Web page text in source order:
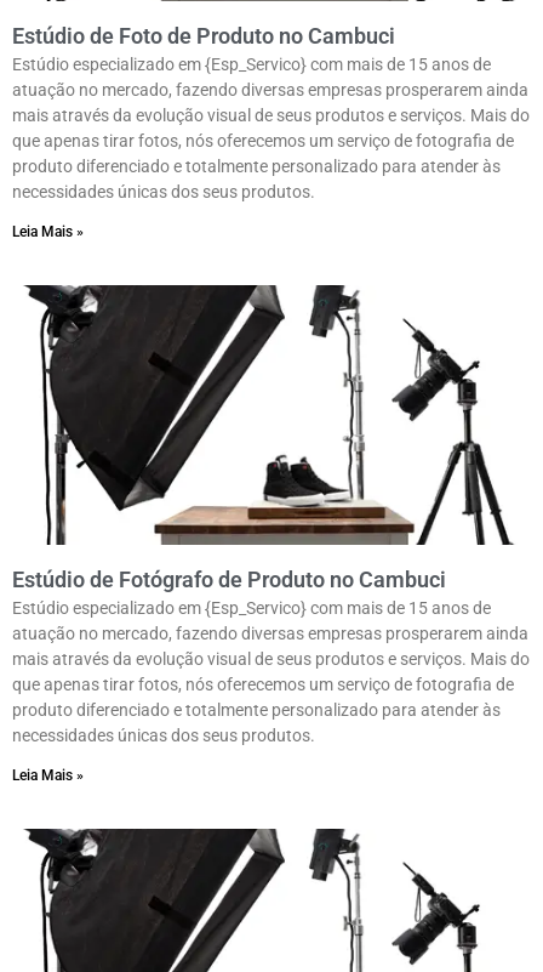
Estúdio de Foto de Produto no Cambuci
Estúdio especializado em {Esp_Servico} com mais de 15 anos de
atuação no mercado, fazendo diversas empresas prosperarem ainda
mais através da evolução visual de seus produtos e serviços. Mais do
que apenas tirar fotos, nós oferecemos um serviço de fotografia de
produto diferenciado e totalmente personalizado para atender às
necessidades únicas dos seus produtos.
Leia Mais »
Estúdio de Fotógrafo de Produto no Cambuci
Estúdio especializado em {Esp_Servico} com mais de 15 anos de
atuação no mercado, fazendo diversas empresas prosperarem ainda
mais através da evolução visual de seus produtos e serviços. Mais do
que apenas tirar fotos, nós oferecemos um serviço de fotografia de
produto diferenciado e totalmente personalizado para atender às
necessidades únicas dos seus produtos.
Leia Mais »